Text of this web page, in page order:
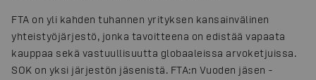
FTA on yli kahden tuhannen yrityksen kansainvälinen
yhteistyöjärjestö, jonka tavoitteena on edistää vapaata
kauppaa sekä vastuullisuutta globaaleissa arvoketjuissa.
SOK on yksi järjestön jäsenistä. FTA:n Vuoden jäsen -